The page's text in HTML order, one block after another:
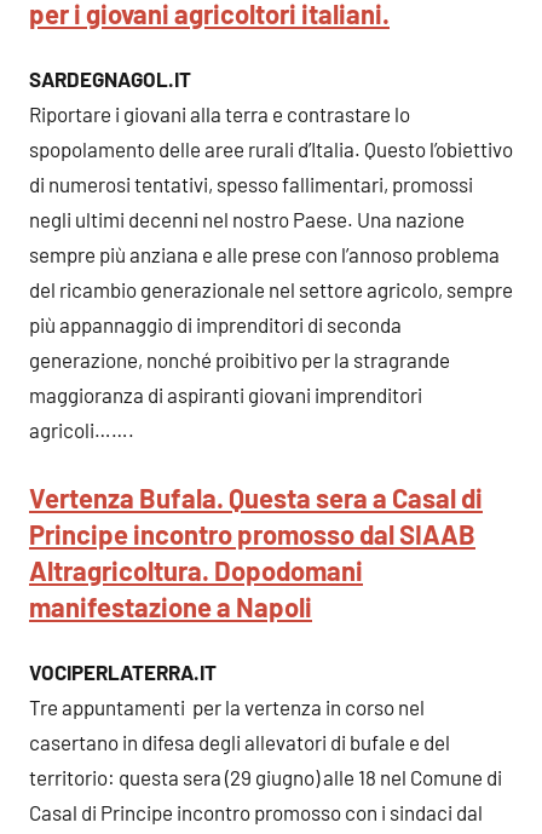
per i giovani agricoltori italiani.
SARDEGNAGOL.IT
Riportare i giovani alla terra e contrastare lo
spopolamento delle aree rurali d’Italia. Questo l’obiettivo
di numerosi tentativi, spesso fallimentari, promossi
negli ultimi decenni nel nostro Paese. Una nazione
sempre più anziana e alle prese con l’annoso problema
del ricambio generazionale nel settore agricolo, sempre
più appannaggio di imprenditori di seconda
generazione, nonché proibitivo per la stragrande
maggioranza di aspiranti giovani imprenditori
agricoli…….
Vertenza Bufala. Questa sera a Casal di
Principe incontro promosso dal SIAAB
Altragricoltura. Dopodomani
manifestazione a Napoli
VOCIPERLATERRA.IT
Tre appuntamenti per la vertenza in corso nel
casertano in difesa degli allevatori di bufale e del
territorio: questa sera (29 giugno) alle 18 nel Comune di
Casal di Principe incontro promosso con i sindaci dal